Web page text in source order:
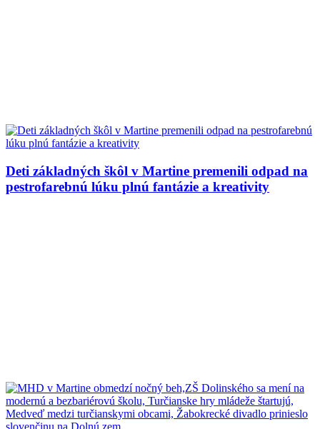
Deti základných škôl v Martine premenili odpad na
pestrofarebnú lúku plnú fantázie a kreativity